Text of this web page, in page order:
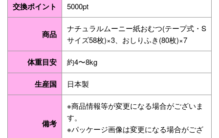
交換ポイント 5000pt
商品
ナチュラルムーニー紙おむつ(テープ式・S
サイズ58枚)×3、おしりふき(80枚)×7
体重目安 約4〜8kg
生産国 日本製
備考
※商品情報等が変更になる場合がございま
す。
※パッケージ画像は変更になる場合がござ